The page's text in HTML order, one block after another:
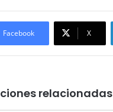
Facebook X
relacionadas